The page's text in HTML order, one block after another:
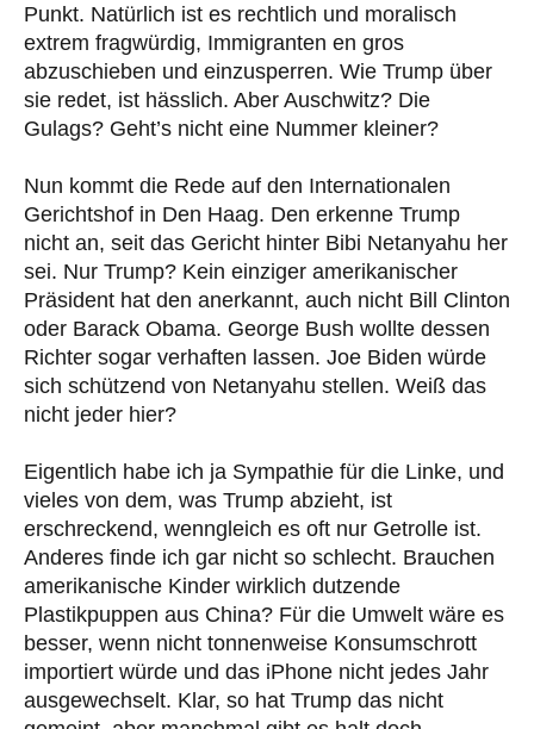
Punkt. Natürlich ist es rechtlich und moralisch
extrem fragwürdig, Immigranten en gros
abzuschieben und einzusperren. Wie Trump über
sie redet, ist hässlich. Aber Auschwitz? Die
Gulags? Geht’s nicht eine Nummer kleiner?
Nun kommt die Rede auf den Internationalen
Gerichtshof in Den Haag. Den erkenne Trump
nicht an, seit das Gericht hinter Bibi Netanyahu her
sei. Nur Trump? Kein einziger amerikanischer
Präsident hat den anerkannt, auch nicht Bill Clinton
oder Barack Obama. George Bush wollte dessen
Richter sogar verhaften lassen. Joe Biden würde
sich schützend von Netanyahu stellen. Weiß das
nicht jeder hier?
Eigentlich habe ich ja Sympathie für die Linke, und
vieles von dem, was Trump abzieht, ist
erschreckend, wenngleich es oft nur Getrolle ist.
Anderes finde ich gar nicht so schlecht. Brauchen
amerikanische Kinder wirklich dutzende
Plastikpuppen aus China? Für die Umwelt wäre es
besser, wenn nicht tonnenweise Konsumschrott
importiert würde und das iPhone nicht jedes Jahr
ausgewechselt. Klar, so hat Trump das nicht